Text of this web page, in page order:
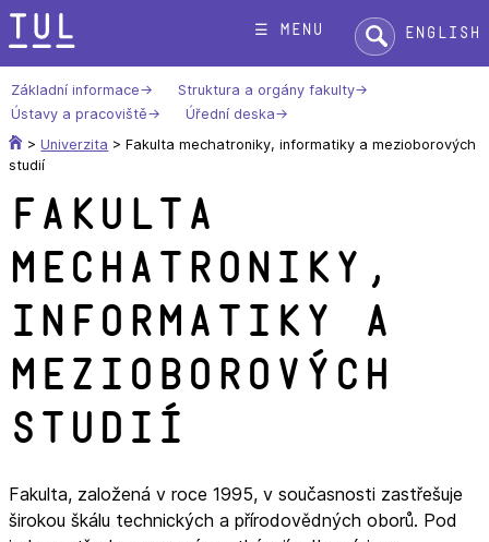
Přeskok
na
text
☰ menu Hledat:English
Základní informace
Struktura a orgány fakulty
Ústavy a pracoviště
Úřední deska
> Univerzita >Fakulta mechatroniky, informatiky a mezioborových
studií
Fakulta
mechatroniky,
informatiky a
mezioborových
studií
Fakulta, založená v roce 1995, v současnosti zastřešuje
širokou škálu technických a přírodovědných oborů. Pod